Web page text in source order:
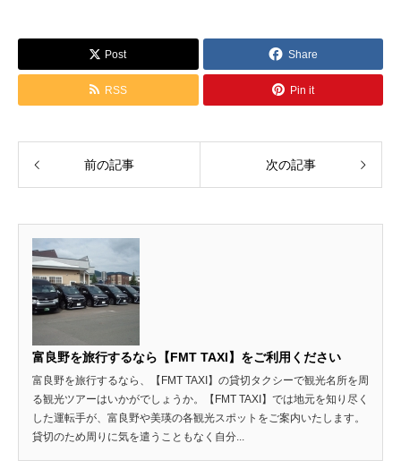
Post Share
RSS Pin it
前の記事 次の記事
富良野を旅行するなら【FMT TAXI】をご利用ください
富良野を旅行するなら、【FMT TAXI】の貸切タクシーで観光名所を周
る観光ツアーはいかがでしょうか。【FMT TAXI】では地元を知り尽く
した運転手が、富良野や美瑛の各観光スポットをご案内いたします。
貸切のため周りに気を遣うこともなく自分...